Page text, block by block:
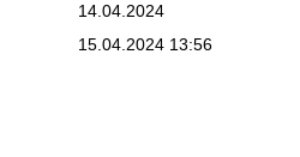
14.04.2024
15.04.2024 13:56